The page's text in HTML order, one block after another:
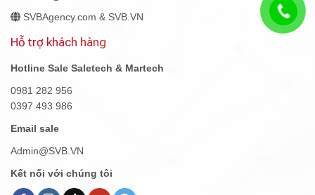
SVBAgency.com & SVB.VN
Hỗ trợ khách hàng
Hotline Sale Saletech & Martech
0981 282 956
0397 493 986
Email sale
Admin@SVB.VN
Kết nối với chúng tôi